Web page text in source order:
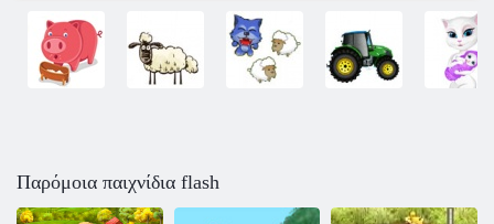
Παρόμοια παιχνίδια flash